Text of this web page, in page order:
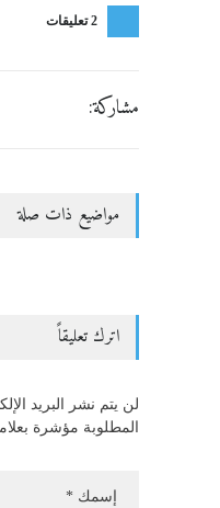
2 تعليقات
مشاركة:
مواضيع ذات صلة
اترك تعليقاً
لن يتم نشر البريد
المطلوبة مؤشرة